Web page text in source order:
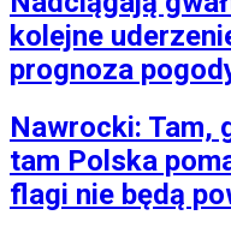
kolejne
prognoza
Nawrocki: Tam,
tam Polska
flagi nie będą